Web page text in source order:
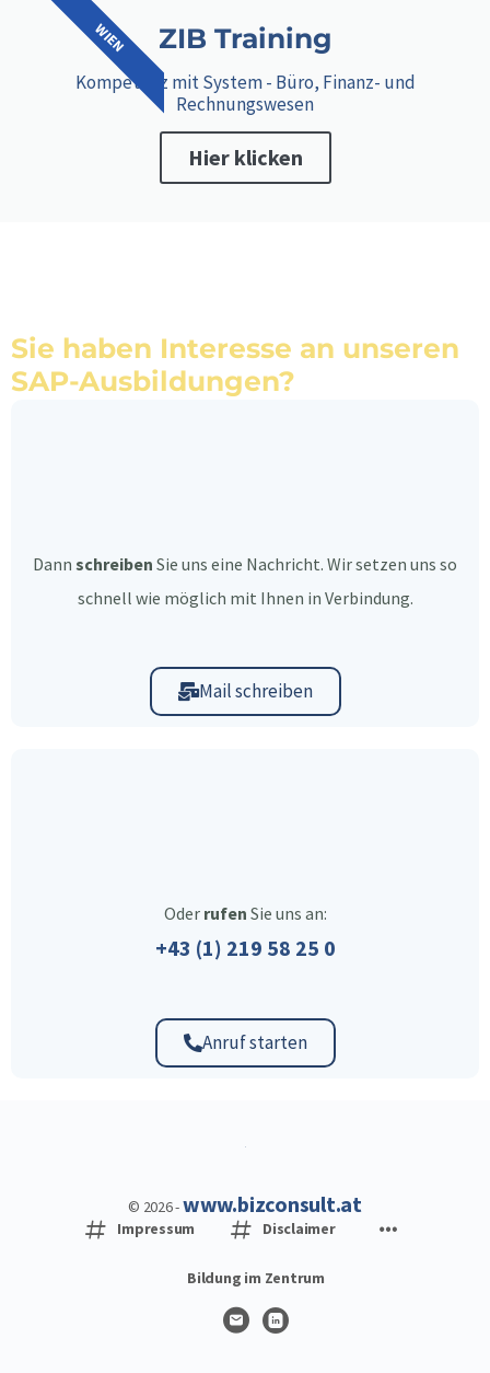
ZIB Training
Kompetenz mit System - Büro, Finanz- und
Rechnungswesen
Hier klicken
WIEN
Sie haben Interesse an unseren
SAP-Ausbildungen?
Dann schreiben Sie uns eine Nachricht. Wir setzen uns so
schnell wie möglich mit Ihnen in Verbindung.
Mail schreiben
Oder rufen Sie uns an:
+43 (1) 219 58 25 0
Anruf starten
© 2026 -www.bizconsult.at
Impressum Disclaimer
Bildung im Zentrum